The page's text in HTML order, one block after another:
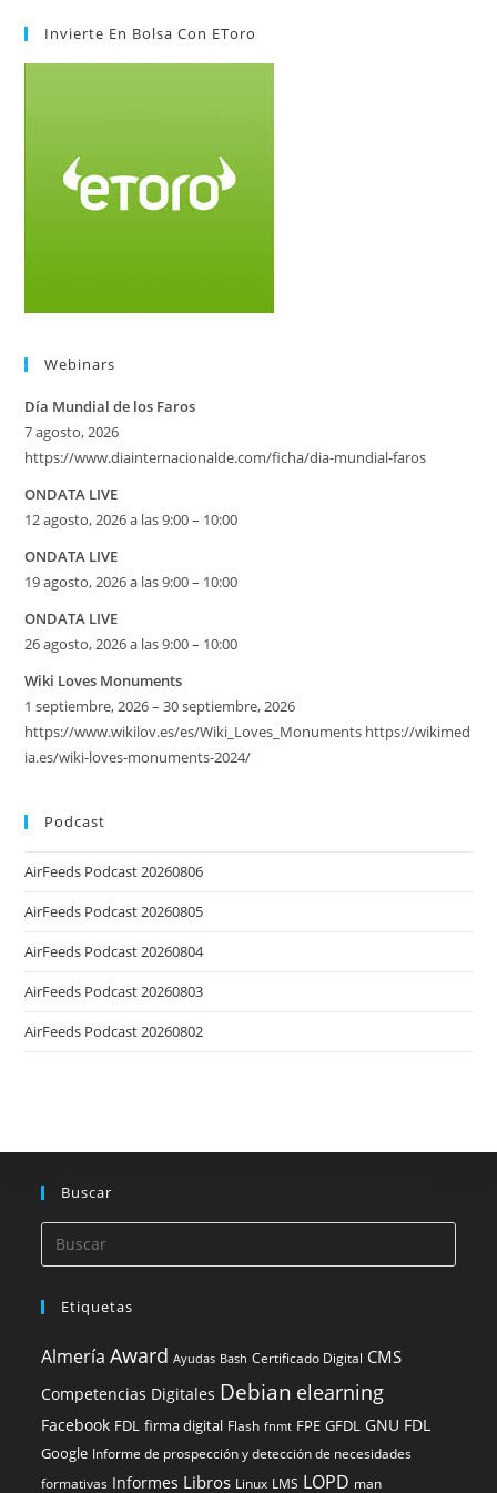
Invierte En Bolsa Con EToro
Webinars
Día Mundial de los Faros
7 agosto, 2026
https://www.diainternacionalde.com/ficha/dia-mundial-faros
ONDATA LIVE
12 agosto, 2026 a las 9:00 – 10:00
ONDATA LIVE
19 agosto, 2026 a las 9:00 – 10:00
ONDATA LIVE
26 agosto, 2026 a las 9:00 – 10:00
Wiki Loves Monuments
1 septiembre, 2026 – 30 septiembre, 2026
https://www.wikilov.es/es/Wiki_Loves_Monuments https://wikimed
ia.es/wiki-loves-monuments-2024/
Podcast
AirFeeds Podcast 20260806
AirFeeds Podcast 20260805
AirFeeds Podcast 20260804
AirFeeds Podcast 20260803
AirFeeds Podcast 20260802
Buscar
Etiquetas
Almería Award Ayudas Bash Certificado Digital CMS
Competencias Digitales Debian elearning
Facebook FDL firma digital Flash fnmt FPE GFDL GNU FDL
Google Informe de prospección y detección de necesidades
formativas Informes Libros Linux LMS LOPD man